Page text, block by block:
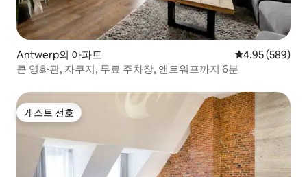
Antwerp의 아파트 평점 4.95점(5
4.95 (589)
큰 영화관, 자쿠지, 무료 주차장, 앤트워프까지 6분
게스트 선호
게스트 선호